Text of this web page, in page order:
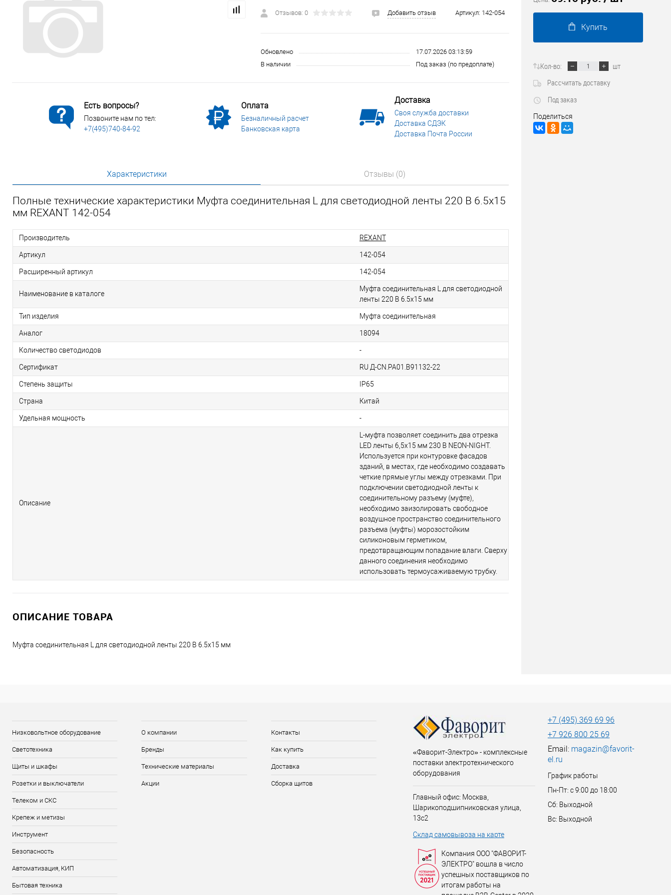
Сопутствующие товары Спецодежда и СИЗ
Электромонтажные изделия
Отзывов: 0 Добавить отзыв Артикул: 142-054
Обновлено
17.07.2026 03:13:59
В наличии
Под заказ (по предоплате)
Есть вопросы?
Позвоните нам по тел:
+7(495)740-84-92
Оплата
Безналичный расчет
Банковская карта
Доставка
Своя служба доставки
Доставка СДЭК
Доставка Почта России
Характеристики Отзывы (0)
Полные технические характеристики Муфта соединительная L для светодиодной ленты 220 В 6.5х15
мм REXANT 142-054
Производитель REXANT
Артикул 142-054
Расширенный артикул 142-054
Наименование в каталоге
Муфта соединительная L для светодиодной
ленты 220 В 6.5х15 мм
Тип изделия Муфта соединительная
Аналог 18094
Количество светодиодов -
Сертификат RU Д-CN.РА01.B91132-22
Степень защиты IP65
Страна Китай
Удельная мощность -
Описание
L-муфта позволяет соединить два отрезка
LED ленты 6,5х15 мм 230 В NEON-NIGHT.
Используется при контуровке фасадов
зданий, в местах, где необходимо создавать
четкие прямые углы между отрезками. При
подключении светодиодной ленты к
соединительному разъему (муфте),
необходимо заизолировать свободное
воздушное пространство соединительного
разъема (муфты) морозостойким
силиконовым герметиком,
предотвращающим попадание влаги. Сверху
данного соединения необходимо
использовать термоусаживаемую трубку.
ОПИСАНИЕ ТОВАРА
Муфта соединительная L для светодиодной ленты 220 В 6.5х15 мм
Купить
Кол-во:
шт
Рассчитать доставку
Под заказ
Поделиться
Низковольтное оборудование
Светотехника
Щиты и шкафы
Розетки и выключатели
Телеком и СКС
Крепеж и метизы
Инструмент
Безопасность
Автоматизация, КИП
Бытовая техника
О компании
Бренды
Технические материалы
Акции
Контакты
Как купить
Доставка
Сборка щитов
«Фаворит-Электро» - комплексные
поставки электротехнического
оборудования
Главный офис: Москва,
Шарикоподшипниковская улица,
13с2
Склад самовывоза на карте
Компания ООО "ФАВОРИТ-
ЭЛЕКТРО" вошла в число
успешных поставщиков по
итогам работы на
+7 (495) 369 69 96
+7 926 800 25 69
Email: magazin@favorit-
el.ru
График работы
Пн-Пт: с 9:00 до 18:00
Сб: Выходной
Вс: Выходной